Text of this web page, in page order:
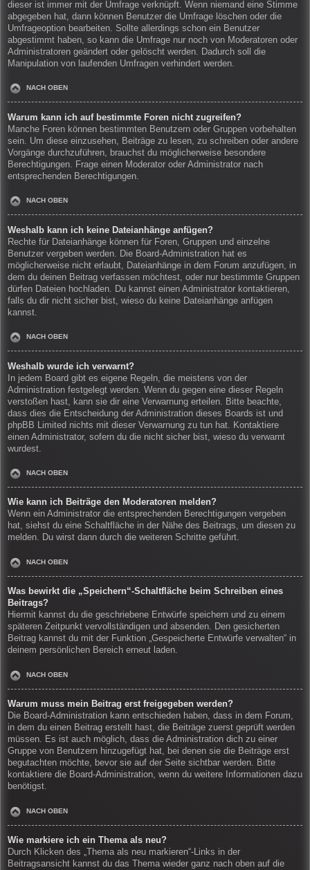
dieser ist immer mit der Umfrage verknüpft. Wenn niemand eine Stimme
abgegeben hat, dann können Benutzer die Umfrage löschen oder die
Umfrageoption bearbeiten. Sollte allerdings schon ein Benutzer
abgestimmt haben, so kann die Umfrage nur noch von Moderatoren oder
Administratoren geändert oder gelöscht werden. Dadurch soll die
Manipulation von laufenden Umfragen verhindert werden.
NACH OBEN
Warum kann ich auf bestimmte Foren nicht zugreifen?
Manche Foren können bestimmten Benutzern oder Gruppen vorbehalten
sein. Um diese einzusehen, Beiträge zu lesen, zu schreiben oder andere
Vorgänge durchzuführen, brauchst du möglicherweise besondere
Berechtigungen. Frage einen Moderator oder Administrator nach
entsprechenden Berechtigungen.
NACH OBEN
Weshalb kann ich keine Dateianhänge anfügen?
Rechte für Dateianhänge können für Foren, Gruppen und einzelne
Benutzer vergeben werden. Die Board-Administration hat es
möglicherweise nicht erlaubt, Dateianhänge in dem Forum anzufügen, in
dem du deinen Beitrag verfassen möchtest, oder nur bestimmte Gruppen
dürfen Dateien hochladen. Du kannst einen Administrator kontaktieren,
falls du dir nicht sicher bist, wieso du keine Dateianhänge anfügen
kannst.
NACH OBEN
Weshalb wurde ich verwarnt?
In jedem Board gibt es eigene Regeln, die meistens von der
Administration festgelegt werden. Wenn du gegen eine dieser Regeln
verstoßen hast, kann sie dir eine Verwarnung erteilen. Bitte beachte,
dass dies die Entscheidung der Administration dieses Boards ist und
phpBB Limited nichts mit dieser Verwarnung zu tun hat. Kontaktiere
einen Administrator, sofern du die nicht sicher bist, wieso du verwarnt
wurdest.
NACH OBEN
Wie kann ich Beiträge den Moderatoren melden?
Wenn ein Administrator die entsprechenden Berechtigungen vergeben
hat, siehst du eine Schaltfläche in der Nähe des Beitrags, um diesen zu
melden. Du wirst dann durch die weiteren Schritte geführt.
NACH OBEN
Was bewirkt die „Speichern“-Schaltfläche beim Schreiben eines
Beitrags?
Hiermit kannst du die geschriebene Entwürfe speichern und zu einem
späteren Zeitpunkt vervollständigen und absenden. Den gesicherten
Beitrag kannst du mit der Funktion „Gespeicherte Entwürfe verwalten“ in
deinem persönlichen Bereich erneut laden.
NACH OBEN
Warum muss mein Beitrag erst freigegeben werden?
Die Board-Administration kann entschieden haben, dass in dem Forum,
in dem du einen Beitrag erstellt hast, die Beiträge zuerst geprüft werden
müssen. Es ist auch möglich, dass die Administration dich zu einer
Gruppe von Benutzern hinzugefügt hat, bei denen sie die Beiträge erst
begutachten möchte, bevor sie auf der Seite sichtbar werden. Bitte
kontaktiere die Board-Administration, wenn du weitere Informationen dazu
benötigst.
NACH OBEN
Wie markiere ich ein Thema als neu?
Durch Klicken des „Thema als neu markieren“-Links in der
Beitragsansicht kannst du das Thema wieder ganz nach oben auf die